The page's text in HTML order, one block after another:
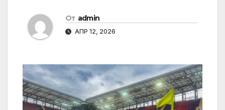
От admin
АПР 12, 2026